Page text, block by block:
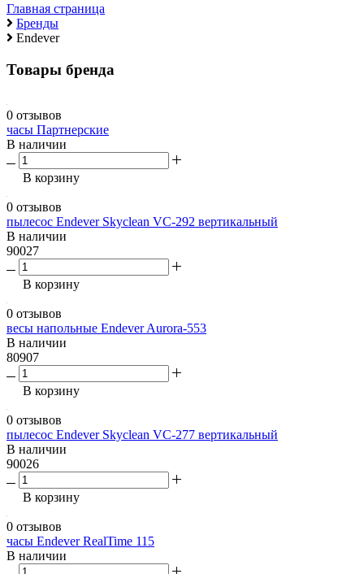
Главная страница
Бренды
Endever
Товары бренда
0 отзывов
часы Партнерские
В наличии
В корзину
0 отзывов
пылесос Endever Skyclean VC-292 вертикальный
В наличии
90027
В корзину
0 отзывов
весы напольные Endever Aurora-553
В наличии
80907
В корзину
0 отзывов
пылесос Endever Skyclean VC-277 вертикальный
В наличии
90026
В корзину
0 отзывов
часы Endever RealTime 115
В наличии